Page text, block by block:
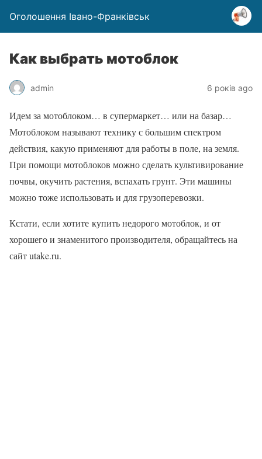
Оголошення Івано-Франківськ
Как выбрать мотоблок
admin 6 років ago
Идем за мотоблоком… в супермаркет… или на базар…
Мотоблоком называют технику с большим спектром
действия, какую применяют для работы в поле, на земля.
При помощи мотоблоков можно сделать культивирование
почвы, окучить растения, вспахать грунт. Эти машины
можно тоже использовать и для грузоперевозки.
Кстати, если хотите купить недорого мотоблок, и от
хорошего и знаменитого производителя, обращайтесь на
сайт utake.ru.